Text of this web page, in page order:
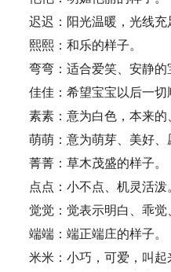
迟迟：阳光温暖，光线充
熙熙：和乐的样子。
弯弯：适合爱笑、安静的
佳佳：希望宝宝以后一切
素素：意为白色，本来的
萌萌：意为萌芽、美好、
菁菁：草木茂盛的样子。
点点：小不点、机灵活泼
觉觉：觉表示明白、乖觉
端端：端正端庄的样子。
米米：小巧，可爱，叫起